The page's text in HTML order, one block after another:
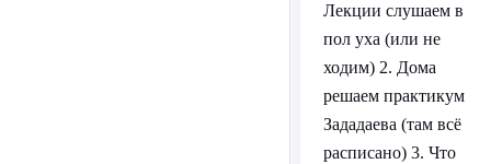
Лекции слушаем в
пол уха (или не
ходим) 2. Дома
решаем практикум
Зададаева (там всё
расписано) 3. Что